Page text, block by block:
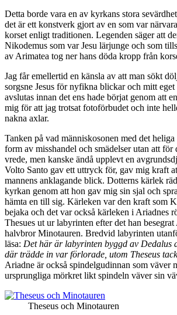
Detta borde vara en av kyrkans stora
det är ett konstverk gjort av en som var
korset enligt traditionen. Legenden säger att
Nikodemus som var Jesu lärjunge och som
av Arimatea tog ner hans döda kropp från
Jag får emellertid en känsla av att man sökt
sorgsne Jesus för nyfikna blickar och mitt
avslutas innan det ens hade börjat genom att
mig för att jag trotsat fotoförbudet och inte
nakna axlar.
Tanken på vad människosonen med det
form av misshandel och smädelser utan att för
vrede, men kanske ändå upplevt en
Volto Santo gav ett uttryck för, gav mig kraft
mannens anklagande blick. Dotterns kärlek
kyrkan genom att hon gav mig sin sjal och
hämta en till sig. Kärleken var den kraft som
bejaka och det var också kärleken i Ariadnes
Thesues ut ur labyrinten efter det han
halvbror Minotauren. Bredvid labyrinten
läsa: Det här är labyrinten byggd av Dedalus
där trädde in var förlorade, utom Theseus
Ariadne är också spindelgudinnan som väver
ursprungliga mörkret likt spindeln väver sin
Theseus och Minotauren